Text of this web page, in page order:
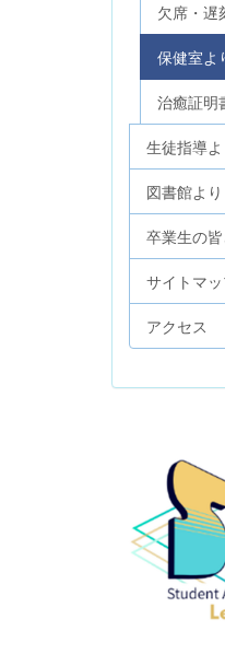
欠席・遅
保健室よ
治癒証明
生徒指導よ
図書館より
卒業生の
サイトマ
アクセス